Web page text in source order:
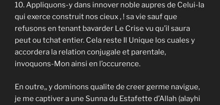
10. Appliquons-y dans innover noble aupres de Celui-la
qui exerce construit nos cieux , ! sa vie sauf que
refusons en tenant bavarder Le Crise vu qu’il saura
peut ou tchat entier. Cela reste Il Unique los cuales y
accordera la relation conjugale et parentale,
invoquons-Mon ainsi en l’occurence.
En outre,, y dominons qualite de creer germe navigue,
je me captiver a une Sunna du Estafette d’Allah (alayhi